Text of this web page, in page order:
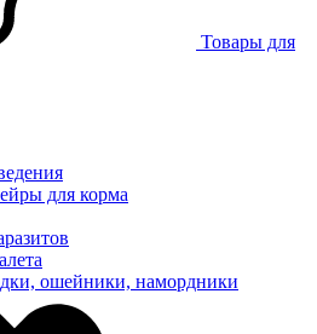
Товары для
для корма
ошейники, намордники